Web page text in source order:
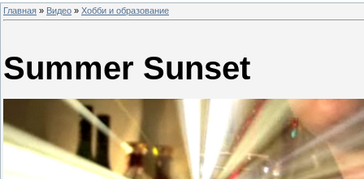
Главная » Видео » Хобби и образование
Summer Sunset